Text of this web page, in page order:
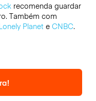
recomenda guardar
Também com
Planete CNBC.